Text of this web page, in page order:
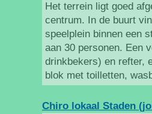
Het terrein ligt goed
centrum. In de buurt
speelplein binnen een
aan 30 personen. Een
drinkbekers) en refter,
blok met toilletten,
Chiro lokaal Staden